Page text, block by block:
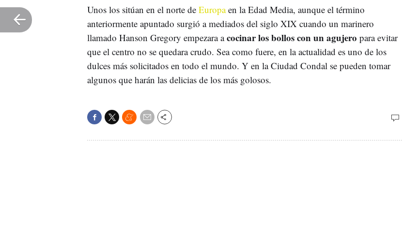
Unos los sitúan en el norte de Europaen la Edad Media, aunque el término
anteriormente apuntado surgió a mediados del siglo XIX cuando un marinero
llamado Hanson Gregory empezara acocinar los bollos con un agujero para evitar
que el centro no se quedara crudo. Sea como fuere, en la actualidad es uno de los
dulces más solicitados en todo el mundo. Y en la Ciudad Condal se pueden tomar
algunos que harán las delicias de los más golosos.